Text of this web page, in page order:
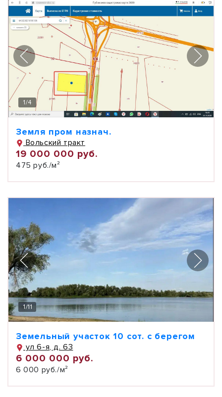
1/4
Земля пром назнач.
Вольский тракт
19 000 000 руб.
475 руб./м²
1/11
Земельный участок 10 сот. с берегом
ул 6-я, д. 63
6 000 000 руб.
6 000 руб./м²